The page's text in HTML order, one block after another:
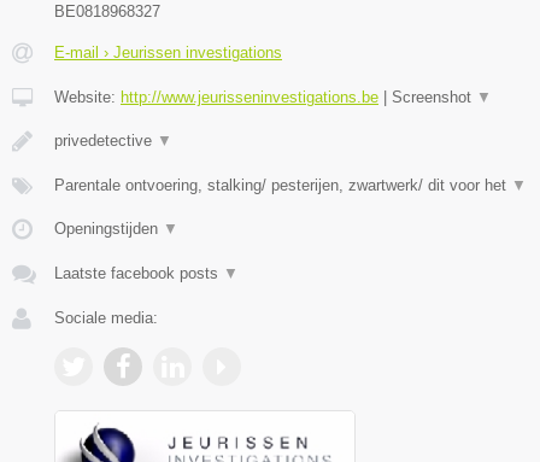
BE0818968327
E-mail › Jeurissen investigations
Website: http://www.jeurisseninvestigations.be | Screenshot ▼
privedetective ▼
Parentale ontvoering, stalking/ pesterijen, zwartwerk/ dit voor het ▼
Openingstijden ▼
Laatste facebook posts ▼
Sociale media: